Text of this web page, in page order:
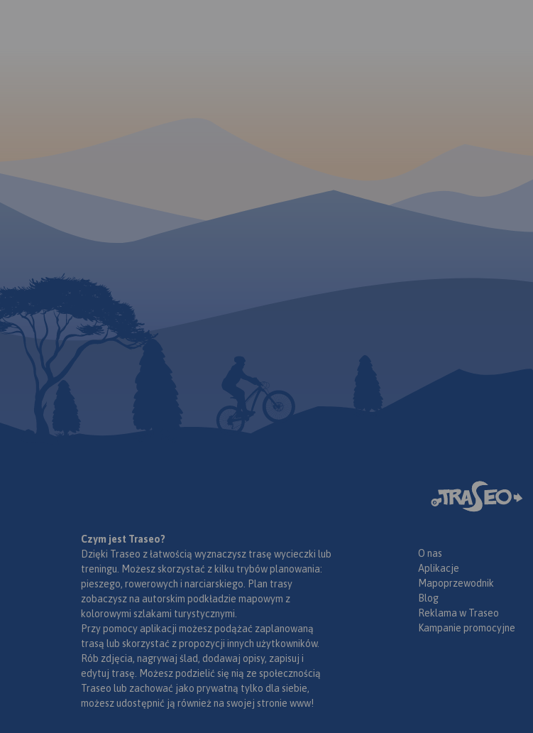
Czym jest Traseo?
Dzięki Traseo z łatwością wyznaczysz trasę wycieczki lub
treningu. Możesz skorzystać z kilku trybów planowania:
pieszego, rowerowych i narciarskiego. Plan trasy
zobaczysz na autorskim podkładzie mapowym z
kolorowymi szlakami turystycznymi.
Przy pomocy aplikacji możesz podążać zaplanowaną
trasą lub skorzystać z propozycji innych użytkowników.
Rób zdjęcia, nagrywaj ślad, dodawaj opisy, zapisuj i
edytuj trasę. Możesz podzielić się nią ze społecznością
Traseo lub zachować jako prywatną tylko dla siebie,
możesz udostępnić ją również na swojej stronie www!
O nas
Aplikacje
Mapoprzewodnik
Blog
Reklama w Traseo
Kampanie promocyjne